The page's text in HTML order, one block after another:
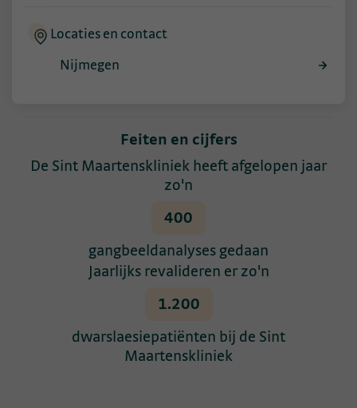
Locaties en contact
Nijmegen
Feiten en cijfers
De Sint Maartenskliniek heeft afgelopen jaar
zo'n
400
gangbeeldanalyses gedaan
Jaarlijks revalideren er zo'n
1.200
dwarslaesiepatiënten bij de Sint
Maartenskliniek